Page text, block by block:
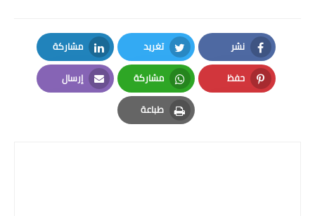
نشر
Facebook
تغريد
Twitter
مشاركة
LinkedIn
حفظ
Pinterest
مشاركة
Whatsapp
إرسال
Email
طباعة
Print